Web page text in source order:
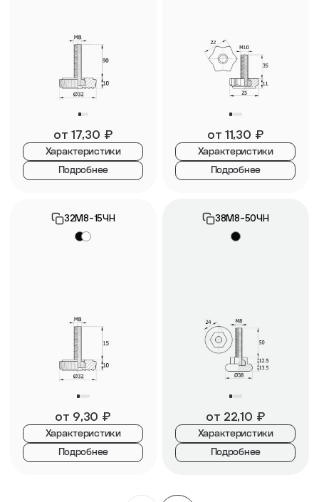
от 17,30 ₽
Характеристики
Подробнее
от 11,30 ₽
Характеристики
Подробнее
32М8-15ЧН
от 9,30 ₽
Характеристики
Подробнее
38М8-50ЧН
от 22,10 ₽
Характеристики
Подробнее